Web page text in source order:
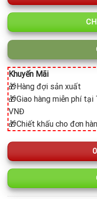
Khuyến Mãi
🎁Hàng đợi sản xuất
🎁Giao hàng miễn phí
VNĐ
🎁Chiết khấu cho đơn